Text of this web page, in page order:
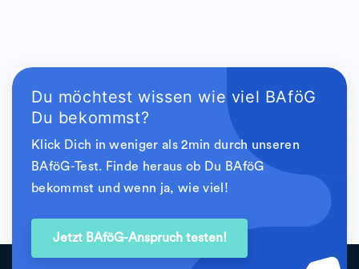
Du möchtest wissen wie viel BAföG
Du bekommst?
Klick Dich in weniger als 2min durch unseren
BAföG-Test. Finde heraus ob Du BAföG
bekommst und wenn ja, wie viel!
Jetzt BAföG-Anspruch testen!